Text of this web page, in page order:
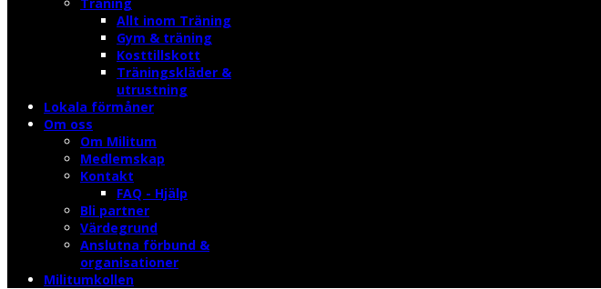
Allt inom Träning
Gym & träning
Kosttillskott
Träningskläder &
utrustning
Lokala förmåner
Om oss
Om Militum
Medlemskap
Kontakt
FAQ - Hjälp
Bli partner
Värdegrund
Anslutna förbund &
organisationer
Militumkollen